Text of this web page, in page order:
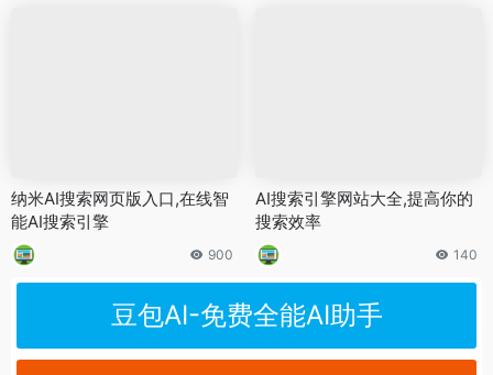
纳米AI搜索网页版入口,在线智
能AI搜索引擎
900
AI搜索引擎网站大全,提高你的
搜索效率
140
豆包AI-免费全能AI助手